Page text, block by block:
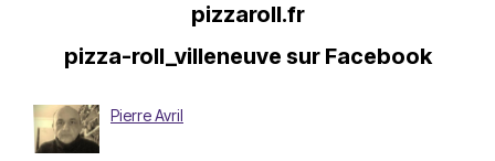
pizzaroll.fr
pizza-roll_villeneuve sur Facebook
Pierre Avril